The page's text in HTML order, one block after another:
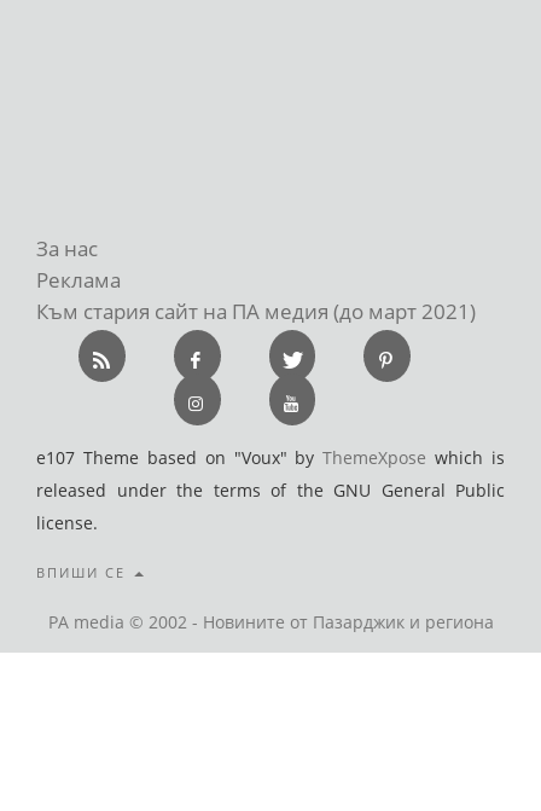
За нас
Реклама
Към стария сайт на ПА медия (до март 2021)
e107 Theme based on "Voux" byThemeXpose which is
released under the terms of the GNU General Public
license.
ВПИШИ СЕ
PA media © 2002 - Новините от Пазарджик и региона